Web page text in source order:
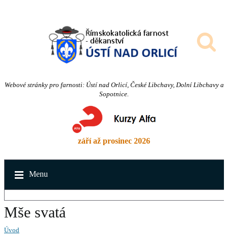
Webové stránky pro farnosti: Ústí nad Orlicí, České Libchavy, Dolní Libchavy a
Sopotnice.
září až prosinec 2026
Menu
Mše svatá
Úvod